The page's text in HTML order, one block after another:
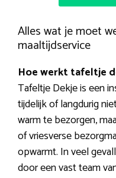
Alles wat je moet
maaltijdservice
Hoe werkt tafeltje
Tafeltje Dekje is een
tijdelijk of langdurig
warm te bezorgen,
of vriesverse
opwarmt. In veel
door een vast team